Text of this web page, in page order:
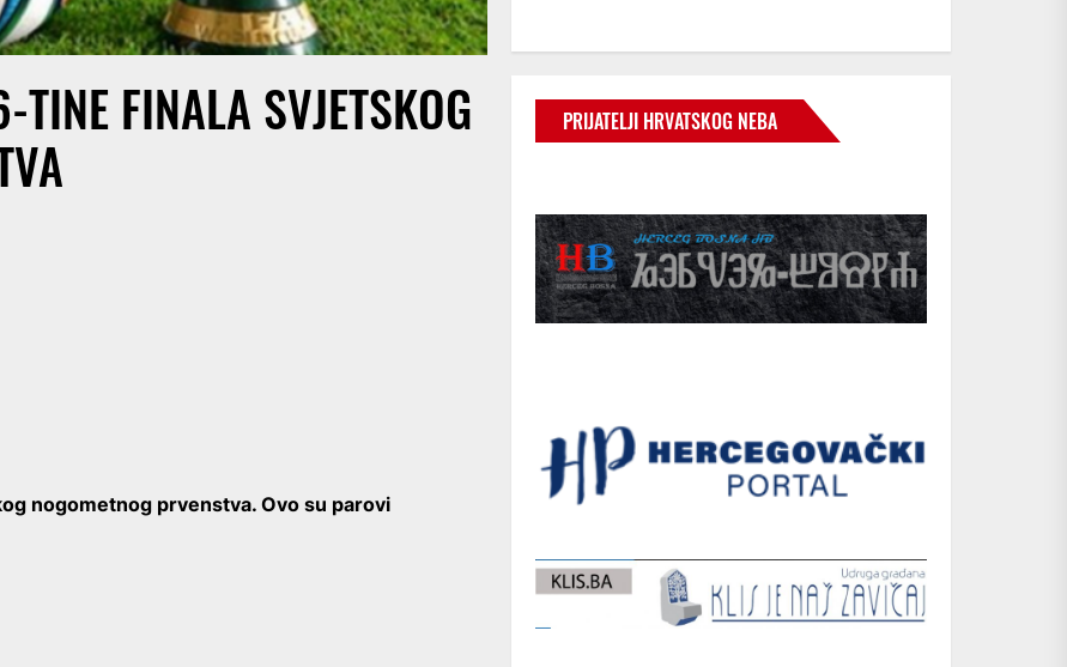
FINALA SVJETSKOG
nogometnog prvenstva. Ovo su parovi
PRIJATELJI HRVATSKOG NEBA